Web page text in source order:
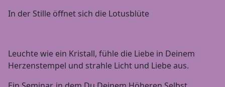
In der Stille öffnet sich die Lotusblüte
Leuchte wie ein Kristall, fühle die Liebe in Deinem
Herzenstempel und strahle Licht und Liebe aus.